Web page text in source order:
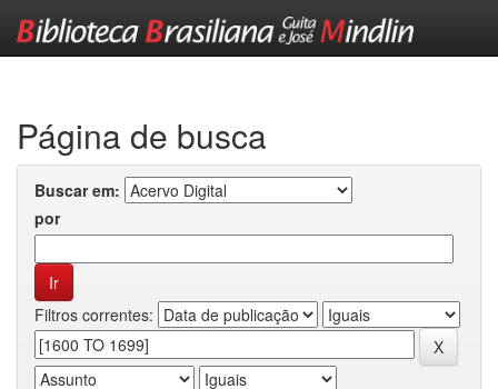
Página de busca
Buscar em:
por
Filtros correntes: